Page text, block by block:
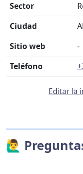
Sector
Ciudad
Sitio web
-
Teléfono
Editar la
🙋‍♂️